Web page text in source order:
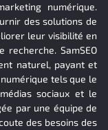
numérique.
des solutions de
leur visibilité en
SamSEO
naturel, payant et
tels que le
sociaux et le
par une équipe de
des besoins des